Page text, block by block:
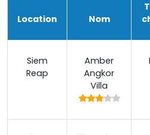
Location Nom
Siem
Reap
Amber
Angkor
Villa